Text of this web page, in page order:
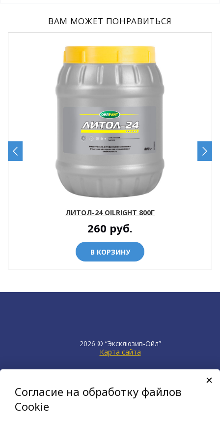
ВАМ МОЖЕТ ПОНРАВИТЬСЯ
ЛИТОЛ-24 OILRIGHT 800Г
260 руб.
В КОРЗИНУ
2026 © “Эксклюзив-Ойл”
Карта сайта
продвижение сайта НЕТКАМ
создан на платформе
KORZILLA
Согласие на обработку файлов
Cookie